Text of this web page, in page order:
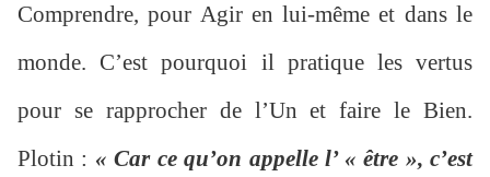
Comprendre, pour Agir en lui-même et dans le
monde. C’est pourquoi il pratique les vertus
pour se rapprocher de l’Un et faire le Bien.
Plotin : « Car ce qu’on appelle l’ « être », c’est